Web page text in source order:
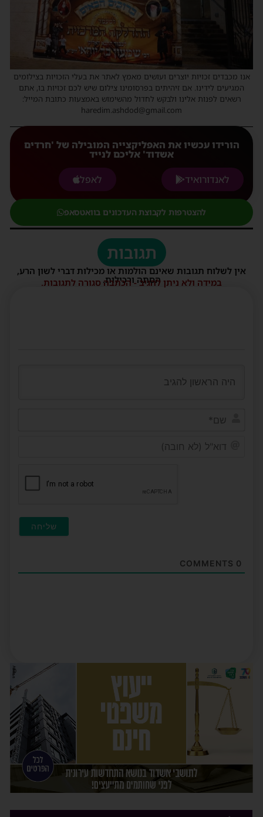
אנו מכבדים זכויות יוצרים ועושים מאמץ לאתר את בעלי הזכויות בצילומים
המגיעים לידינו. אם זיהיתים בפרסומינו צילום שיש לכם זכויות בו, אתם
רשאים לפנות אלינו ולבקש לחדול מהשימוש באמצעות כתובת המייל:
haredim.ashdod@gmail.com
הורידו עכשיו את האפליקצייה המובילה של 'חרדים
אשדוד' אליכם לנייד
לאנדורואיד
לאפל
להצטרפות לקבוצת העדכונים בוואטסאפ
תגובות
אין לשלוח תגובות שאינם הולמות או מכילות דברי לשון הרע,
הסתה ורכילות.
במידה ולא ניתן להגיב - הכתבה סגורה לתגובות.
0